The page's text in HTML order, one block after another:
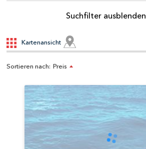
Suchfilter ausblenden
Kartenansicht
Sortieren nach: Preis